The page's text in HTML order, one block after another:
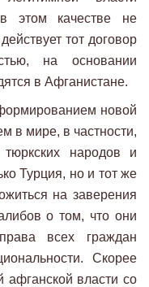
этом качестве не
тот договор
на основании
в Афганистане.
новой
в мире, в частности,
народов и
Турция, но и тот же
на заверения
о том, что они
всех граждан
Скорее
афганской власти со